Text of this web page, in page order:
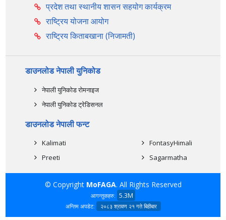
प्रदेश तथा स्थानीय शासन सहयोग कार्यक्रम
राष्ट्रिय योजना आयोग
राष्ट्रिय किताबखाना (निजामती)
डाउनलोड नेपाली युनिकोड
नेपाली युनिकोड रोमनाइज
नेपाली युनिकोड ट्रेडिसनल
डाउनलोड नेपाली फन्ट
Kalimati
Preeti
FontasyHimali
Sagarmatha
© Copyright MoFAGA. All Rights Reserved
आगन्तुकहरु: 5.3M
अन्तिम अपडेट: २०८३ श्रावण २१ गते बिहीबार